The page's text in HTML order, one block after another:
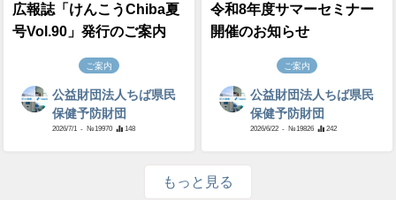
広報誌「けんこうChiba夏
号Vol.90」発行のご案内
ご案内
公益財団法人ちば県民
保健予防財団
2026/7/1 - №19970 148
令和8年度サマーセミナー
開催のお知らせ
ご案内
公益財団法人ちば県民
保健予防財団
2026/6/22 - №19826 242
もっと見る